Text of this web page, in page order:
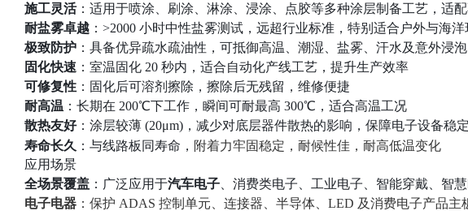
施工灵活：适用于喷涂、刷涂、淋涂、浸涂、点胶等多种涂层制备工艺，适
耐盐雾卓越 ：>2000 小时中性盐雾测试，远超行业标准，特别适合户外与海洋
极致防护‌ ：具备优异疏水疏油性，可抵御高温、潮湿、盐雾、汗水及意外浸
固化快速 ：室温固化 20 秒内，适合自动化产线工艺，提升生产效率
可修复性 ：固化后可溶剂擦除，擦除后无残留，维修便捷
耐高温 ：长期在 200℃下工作，瞬间可耐最高 300℃，适合高温工况
散热友好：涂层较薄 (20μm)，减少对底层器件散热的影响，保障电子设备稳
寿命长久 ：与线路板同寿命， 附着力牢固稳定，耐候性佳，耐高低温变化
应用场景
全场景覆盖 ：广泛应用于汽车电子 、消费类电子、工业电子、智能穿戴、智
电子电器 ：保护 ADAS 控制单元、连接器、半导体、LED 及消费电子产品主